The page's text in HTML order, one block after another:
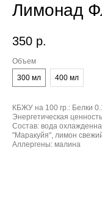
Лимонад
350 р.
Объем
300 мл
400 мл
КБЖУ на 100 гр.: Белки
Энергетическая
Состав: вода
"Маракуйя", лимон
Аллергены: малина